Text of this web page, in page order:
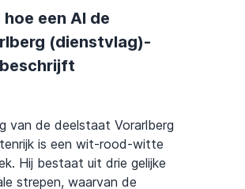
hoe een AI de
(dienstvlag)-
van de deelstaat Vorarlberg
is een wit-rood-witte
Hij bestaat uit drie gelijke
strepen, waarvan de